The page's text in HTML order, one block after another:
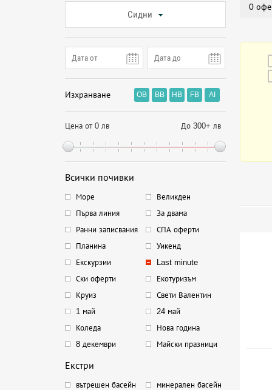
Сидни
Изхранване OB BB HB FB AI
Цена от 0 лв До 300+ лв
Всички почивки
Море
Великден
Първа линия
За двама
Ранни записвания
СПА оферти
Планина
Уикенд
Екскурзии
Last minute
Ски оферти
Екотуризъм
Круиз
Свети Валентин
1 май
24 май
Коледа
Нова година
8 декември
Майски празници
Екстри
вътрешен басейн
минерален басейн
0